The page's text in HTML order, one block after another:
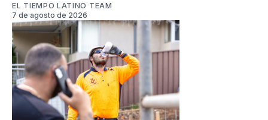
EL TIEMPO LATINO TEAM
7 de agosto de 2026